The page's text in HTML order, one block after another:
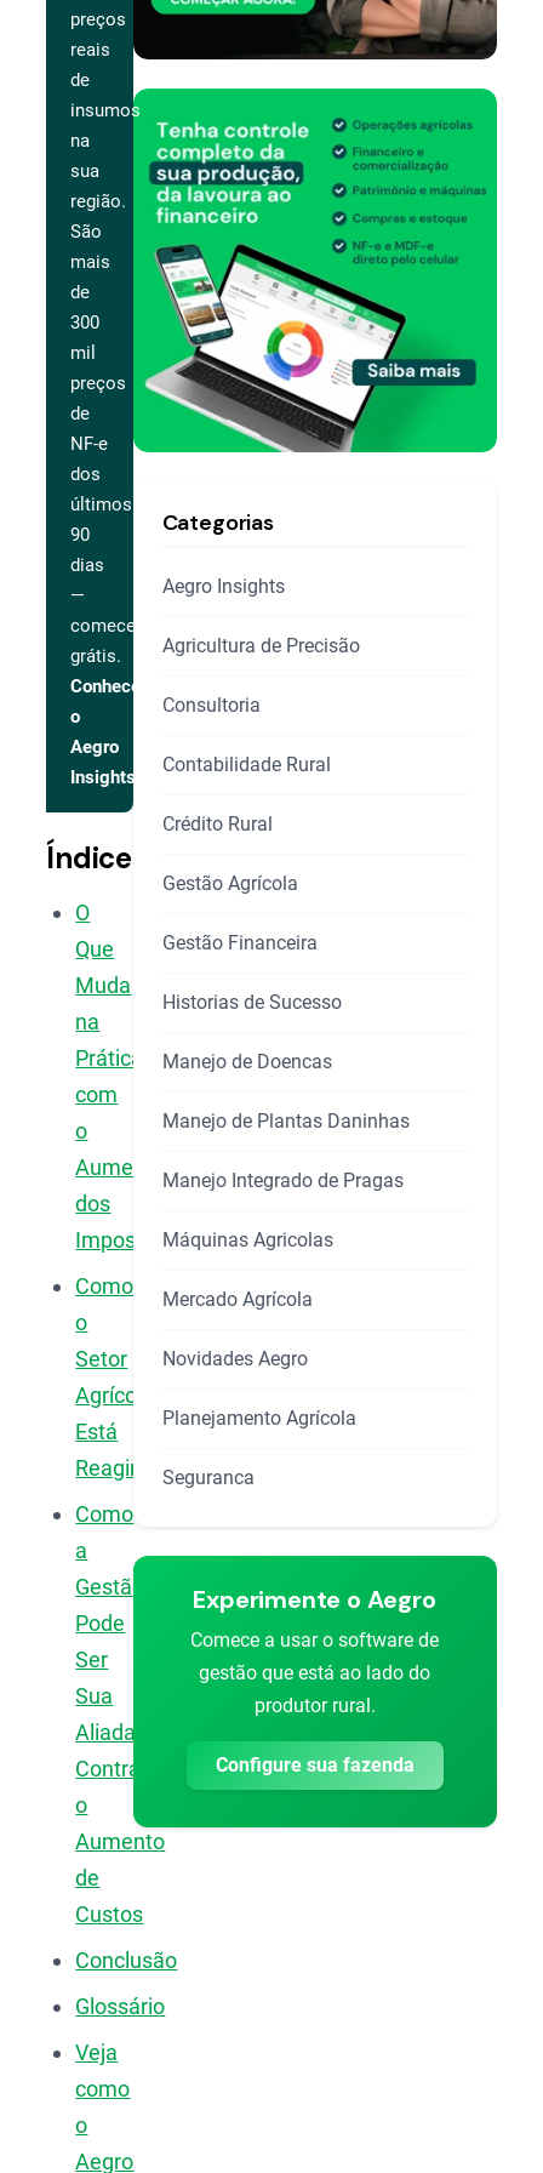
preços
reais
de
insumos
na
sua
região.
São
mais
de
300
mil
preços
de
NF-e
dos
últimos
90
dias
—
comece
grátis.
Conhecer
o
Aegro
Insights
Índice
O
Que
Muda
na
Prática
com
o
Aumento
dos
Impostos?
Como
o
Setor
Agrícola
Está
Reagindo?
Como
a
Gestão
Pode
Ser
Sua
Aliada
Contra
o
Aumento
de
Custos
Conclusão
Glossário
Veja
como
o
Aegro
Categorias
Aegro Insights
Agricultura de Precisão
Consultoria
Contabilidade Rural
Crédito Rural
Gestão Agrícola
Gestão Financeira
Historias de Sucesso
Manejo de Doencas
Manejo de Plantas Daninhas
Manejo Integrado de Pragas
Máquinas Agricolas
Mercado Agrícola
Novidades Aegro
Planejamento Agrícola
Seguranca
Experimente o Aegro
Comece a usar o software de
gestão que está ao lado do
produtor rural.
Configure sua fazenda